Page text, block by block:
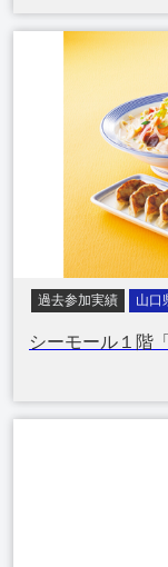
過去参加実績 山口
シーモール１階